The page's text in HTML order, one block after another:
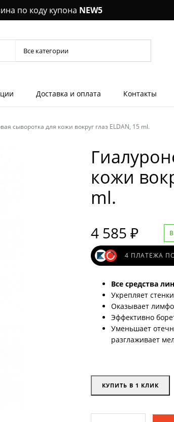
по коду купона NEW5
Доставка и оплата Контакты
сыворотка для кожи вокруг глаз ELDAN, 15 ml.
кожи
ml.
4 585 ₽
4 ПЛАТЕЖА
Все средства
Укрепляет
Оказывает
Эффективно
Уменьшает
разглаживает
КУПИТЬ В 1 КЛИК